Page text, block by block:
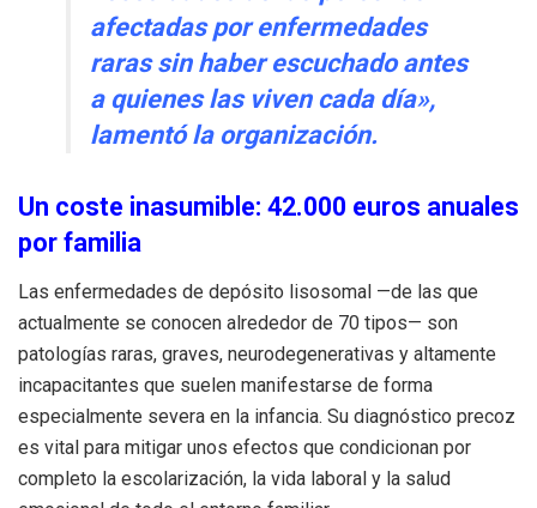
afectadas por enfermedades
raras sin haber escuchado antes
a quienes las viven cada día»,
lamentó la organización.
Un coste inasumible: 42.000 euros anuales
por familia
Las enfermedades de depósito lisosomal —de las que
actualmente se conocen alrededor de 70 tipos— son
patologías raras, graves, neurodegenerativas y altamente
incapacitantes que suelen manifestarse de forma
especialmente severa en la infancia. Su diagnóstico precoz
es vital para mitigar unos efectos que condicionan por
completo la escolarización, la vida laboral y la salud